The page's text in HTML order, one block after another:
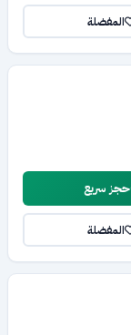
المفضلة
حجز سريع
المفضلة